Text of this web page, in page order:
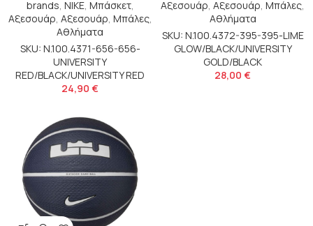
brands, NIKE, Μπάσκετ,
Αξεσουάρ, Αξεσουάρ, Μπάλες,
Αθλήματα
SKU: N.100.4371-656-656-
UNIVERSITY
RED/BLACK/UNIVERSITY RED
24,90 €
Αξεσουάρ,Αξεσουάρ,Μπάλες,
Αθλήματα
SKU: N.100.4372-395-395-LIME
GLOW/BLACK/UNIVERSITY
GOLD/BLACK
28,00 €